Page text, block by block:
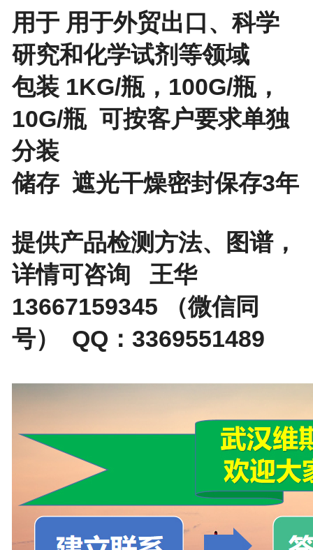
用于 用于外贸出口、科学
研究和化学试剂等领域
包装 1KG/瓶，100G/瓶，
10G/瓶 可按客户要求单独
分装
储存 遮光干燥密封保存3年
提供产品检测方法、图谱，
详情可咨询 王华
13667159345 （微信同
号） QQ：3369551489